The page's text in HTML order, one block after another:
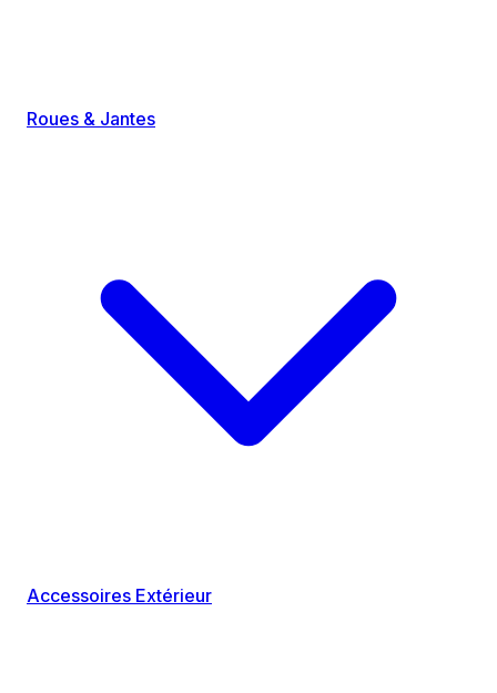
Roues & Jantes
Accessoires Extérieur